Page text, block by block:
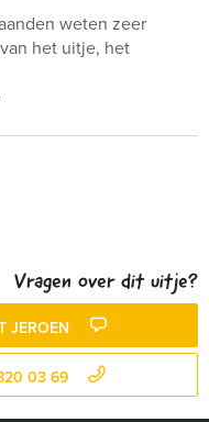
weten zeer
het uitje, het
Vragen over dit uitje?
JEROEN
03 69